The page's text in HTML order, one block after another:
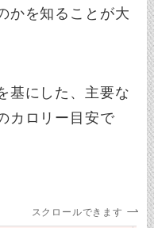
かを知ることが大
基にした、主要な
カロリー目安で
スクロールできます